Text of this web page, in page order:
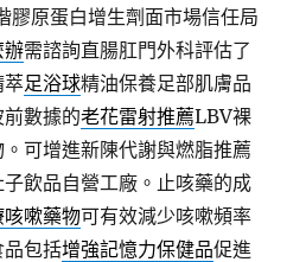
膠原蛋白增生劑面市場信任局
辦需諮詢直腸肛門外科評估了
萃足浴球精油保養足部肌膚品
前數據的老花雷射推薦LBV裸
可增進新陳代謝與燃脂推薦
子飲品自營工廠。止咳藥的成
咳嗽藥物可有效減少咳嗽頻率
品包括增強記憶力保健品促進